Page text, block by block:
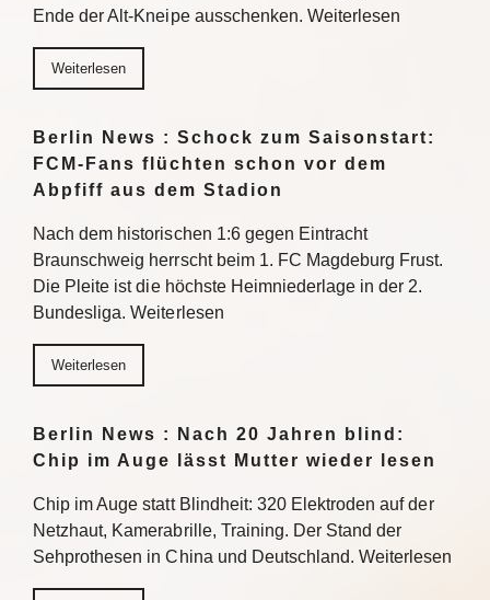
Ende der Alt-Kneipe ausschenken. Weiterlesen
Weiterlesen
Berlin News : Schock zum Saisonstart:
FCM-Fans flüchten schon vor dem
Abpfiff aus dem Stadion
Nach dem historischen 1:6 gegen Eintracht
Braunschweig herrscht beim 1. FC Magdeburg Frust.
Die Pleite ist die höchste Heimniederlage in der 2.
Bundesliga. Weiterlesen
Weiterlesen
Berlin News : Nach 20 Jahren blind:
Chip im Auge lässt Mutter wieder lesen
Chip im Auge statt Blindheit: 320 Elektroden auf der
Netzhaut, Kamerabrille, Training. Der Stand der
Sehprothesen in China und Deutschland. Weiterlesen